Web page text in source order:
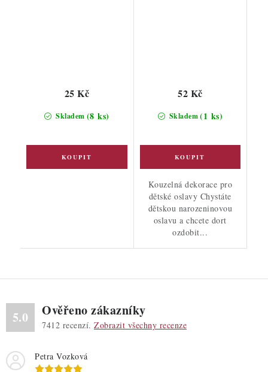
Skladem (8 ks)
25 Kč
Skladem(1 ks)
52 Kč
Kouzelná dekorace pro
dětské oslavy Chystáte
dětskou narozeninovou
oslavu a chcete dort
ozdobit...
5.0 Ověřeno zákazníky
7412 recenzí. Zobrazit všechny recenze
Petra Vozková